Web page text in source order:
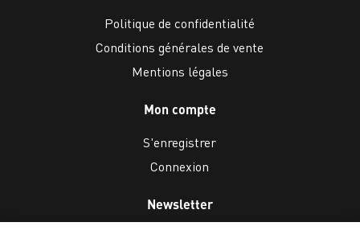
Politique de confidentialité
Conditions générales de vente
Mentions légales
Mon compte
S'enregistrer
Connexion
Newsletter